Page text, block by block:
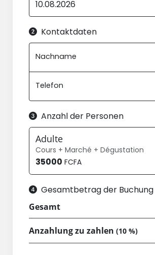
Kontaktdaten
Nachname
Telefon
Anzahl der Personen
Adulte
Cours + Marché + Dégustation
35000 FCFA
Gesamtbetrag der Buchung
Gesamt
Anzahlung zu zahlen(10 %)